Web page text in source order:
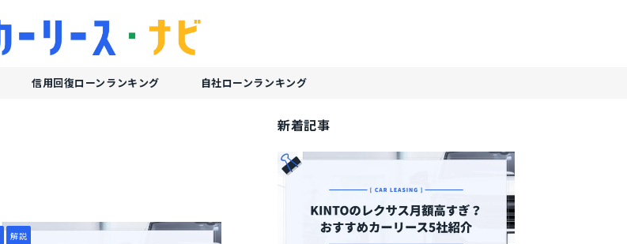
信用回復ローンランキング 自社ローンランキング
解説
新着記事